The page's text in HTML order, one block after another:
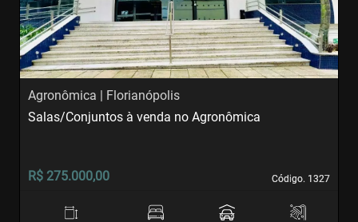
Agronômica | Florianópolis
Código. 1327
Código. 1327
Salas/Conjuntos à venda no Agronômica
R$ 275.000,00